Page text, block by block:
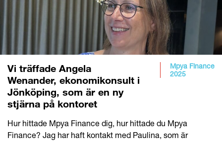
Mpya Finance
2025
Vi träffade Angela
Wenander, ekonomikonsult i
Jönköping, som är en ny
stjärna på kontoret
Hur hittade Mpya Finance dig, hur hittade du Mpya
Finance? Jag har haft kontakt med Paulina, som är